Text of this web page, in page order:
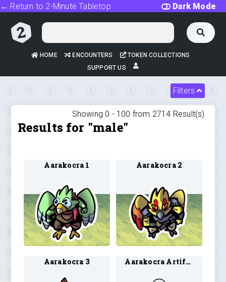
Dark Mode
← Return to 2-Minute Tabletop
HOME ENCOUNTERS
TOKEN COLLECTIONS
SUPPORT US
Filters
Showing 0 - 100 from 2714 Result(s)
Results for "male"
Aarakocra 1 Aarakocra 2
Aarakocra 3 Aarakocra Artificer 2